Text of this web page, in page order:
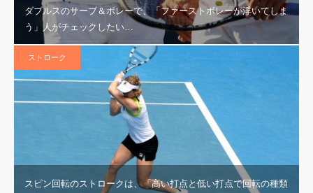
ダブルスのサーブ＆ボレーで、「ファーストボレーが浮いてしま
う」人がチェックしたい…
ストローク
スピン回転のストロークは、「高い打点と低い打点で回転の種類